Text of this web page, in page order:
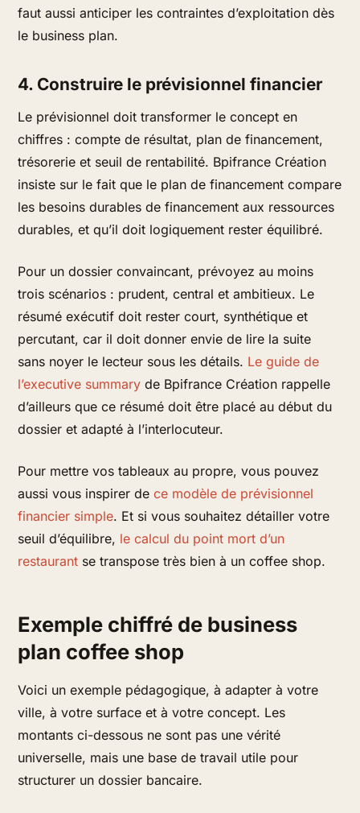
faut aussi anticiper les contraintes d’exploitation dès
le business plan.
4. Construire le prévisionnel financier
Le prévisionnel doit transformer le concept en
chiffres : compte de résultat, plan de financement,
trésorerie et seuil de rentabilité. Bpifrance Création
insiste sur le fait que le plan de financement compare
les besoins durables de financement aux ressources
durables, et qu’il doit logiquement rester équilibré.
Pour un dossier convaincant, prévoyez au moins
trois scénarios : prudent, central et ambitieux. Le
résumé exécutif doit rester court, synthétique et
percutant, car il doit donner envie de lire la suite
sans noyer le lecteur sous les détails. Le guide de
l’executive summary de Bpifrance Création rappelle
d’ailleurs que ce résumé doit être placé au début du
dossier et adapté à l’interlocuteur.
Pour mettre vos tableaux au propre, vous pouvez
aussi vous inspirer dece modèle de prévisionnel
financier simple. Et si vous souhaitez détailler votre
seuil d’équilibre, le calcul du point mort d’un
restaurant se transpose très bien à un coffee shop.
Exemple chiffré de business
plan coffee shop
Voici un exemple pédagogique, à adapter à votre
ville, à votre surface et à votre concept. Les
montants ci-dessous ne sont pas une vérité
universelle, mais une base de travail utile pour
structurer un dossier bancaire.